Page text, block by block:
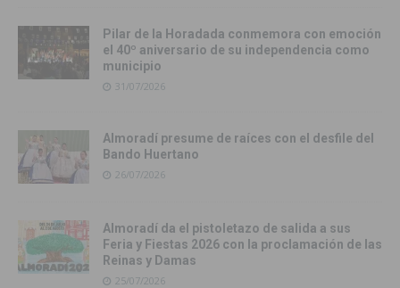
Pilar de la Horadada conmemora con emoción
el 40º aniversario de su independencia como
municipio
31/07/2026
Almoradí presume de raíces con el desfile del
Bando Huertano
26/07/2026
Almoradí da el pistoletazo de salida a sus
Feria y Fiestas 2026 con la proclamación de las
Reinas y Damas
25/07/2026